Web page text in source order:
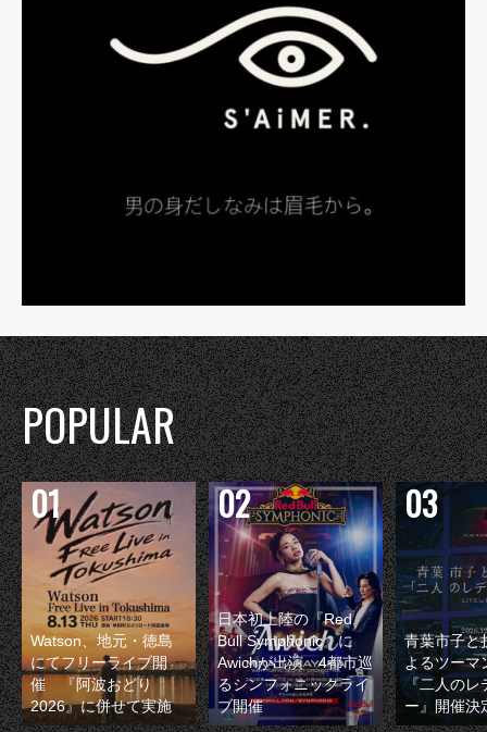
POPULAR
Watson、地元・徳島
にてフリーライブ開
催 『阿波おどり
2026』に併せて実施
日本初上陸の『Red
Bull Symphonic』に
Awichが出演 4都市巡
るシンフォニックライ
ブ開催
青葉市子と
よるツーマ
『二人のレ
ー』開催決